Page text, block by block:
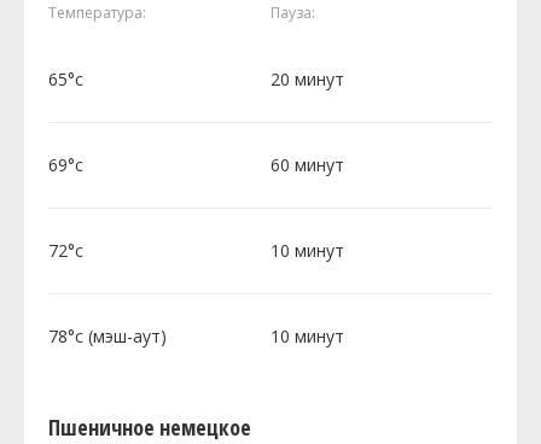
Температура: Пауза:
65°c 20 минут
69°c 60 минут
72°c 10 минут
78°c (мэш-аут) 10 минут
Пшеничное немецкое